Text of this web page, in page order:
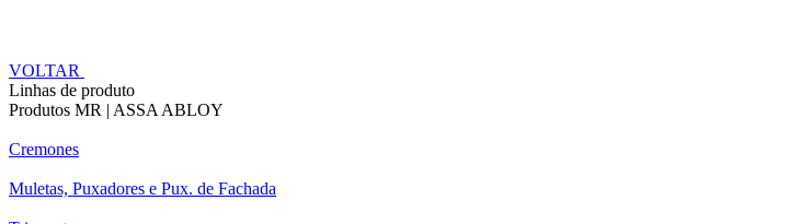
VOLTAR
Linhas de produto
Produtos MR | ASSA ABLOY
Cremones
Muletas, Puxadores e Pux. de Fachada